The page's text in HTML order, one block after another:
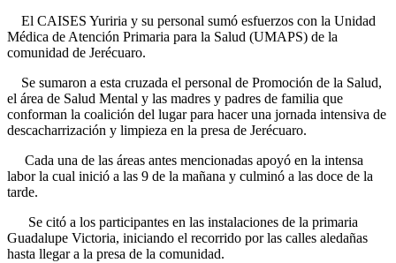
El CAISES Yuriria y su personal sumó esfuerzos con la Unidad
Médica de Atención Primaria para la Salud (UMAPS) de la
comunidad de Jerécuaro.
Se sumaron a esta cruzada el personal de Promoción de la Salud,
el área de Salud Mental y las madres y padres de familia que
conforman la coalición del lugar para hacer una jornada intensiva de
descacharrización y limpieza en la presa de Jerécuaro.
Cada una de las áreas antes mencionadas apoyó en la intensa
labor la cual inició a las 9 de la mañana y culminó a las doce de la
tarde.
Se citó a los participantes en las instalaciones de la primaria
Guadalupe Victoria, iniciando el recorrido por las calles aledañas
hasta llegar a la presa de la comunidad.